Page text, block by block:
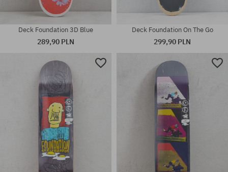
Dostępne rozmiary:
Dostępne rozmiary:
Deck Foundation 3D Blue
289,90 PLN
Deck Foundation On The Go
299,90 PLN